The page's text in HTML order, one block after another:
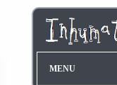
MENU